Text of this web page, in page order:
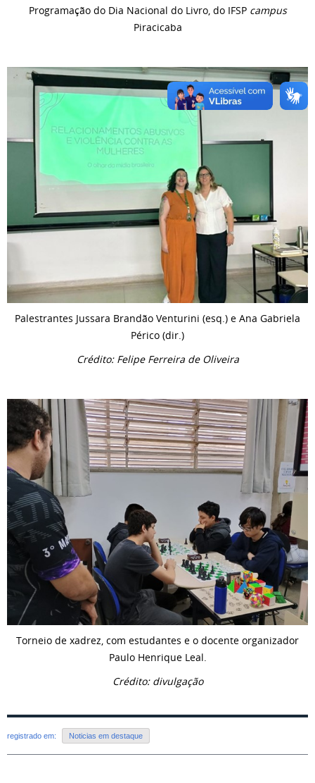
Programação do Dia Nacional do Livro, do IFSP campus
Piracicaba
Palestrantes Jussara Brandão Venturini (esq.) e Ana Gabriela
Périco (dir.)
Crédito: Felipe Ferreira de Oliveira
Torneio de xadrez, com estudantes e o docente organizador
Paulo Henrique Leal.
Crédito: divulgação
registrado em: Noticias em destaque